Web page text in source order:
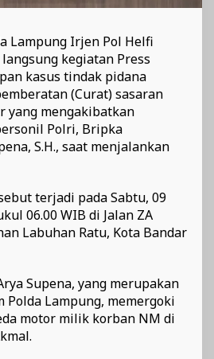
Lampung Irjen Pol Helfi
kegiatan Press
kasus tindak pidana
(Curat) sasaran
yang mengakibatkan
Polri, Bripka
S.H., saat menjalankan
terjadi pada Sabtu, 09
06.00 WIB di Jalan ZA
Labuhan Ratu, Kota Bandar
Supena, yang merupakan
Lampung, memergoki
motor milik korban NM di